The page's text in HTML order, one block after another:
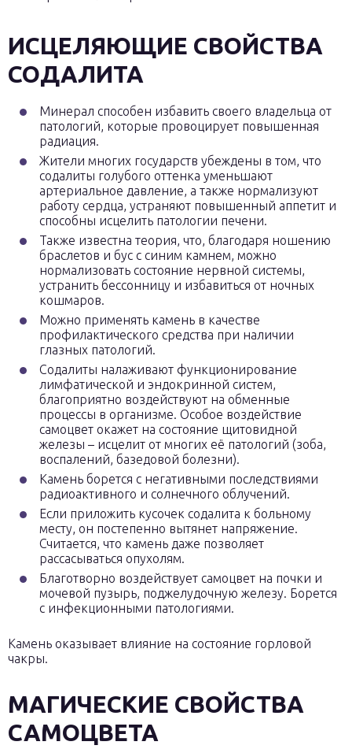
ИСЦЕЛЯЮЩИЕ СВОЙСТВА
СОДАЛИТА
Минерал способен избавить своего владельца от
патологий, которые провоцирует повышенная
радиация.
Жители многих государств убеждены в том, что
содалиты голубого оттенка уменьшают
артериальное давление, а также нормализуют
работу сердца, устраняют повышенный аппетит и
способны исцелить патологии печени.
Также известна теория, что, благодаря ношению
браслетов и бус с синим камнем, можно
нормализовать состояние нервной системы,
устранить бессонницу и избавиться от ночных
кошмаров.
Можно применять камень в качестве
профилактического средства при наличии
глазных патологий.
Содалиты налаживают функционирование
лимфатической и эндокринной систем,
благоприятно воздействуют на обменные
процессы в организме. Особое воздействие
самоцвет окажет на состояние щитовидной
железы – исцелит от многих её патологий (зоба,
воспалений, базедовой болезни).
Камень борется с негативными последствиями
радиоактивного и солнечного облучений.
Если приложить кусочек содалита к больному
месту, он постепенно вытянет напряжение.
Считается, что камень даже позволяет
рассасываться опухолям.
Благотворно воздействует самоцвет на почки и
мочевой пузырь, поджелудочную железу. Борется
с инфекционными патологиями.
Камень оказывает влияние на состояние горловой
чакры.
МАГИЧЕСКИЕ СВОЙСТВА
САМОЦВЕТА